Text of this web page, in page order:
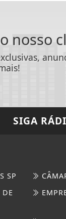
nosso
SIGA
SP
DE